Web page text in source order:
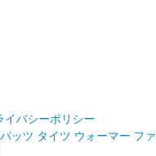
イバシーポリシー
ッツ タイツ ウォーマー ファ